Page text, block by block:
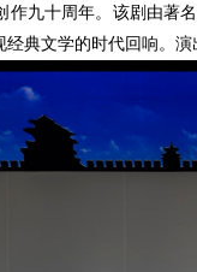
作九十周年。该剧由著
典文学的时代回响。